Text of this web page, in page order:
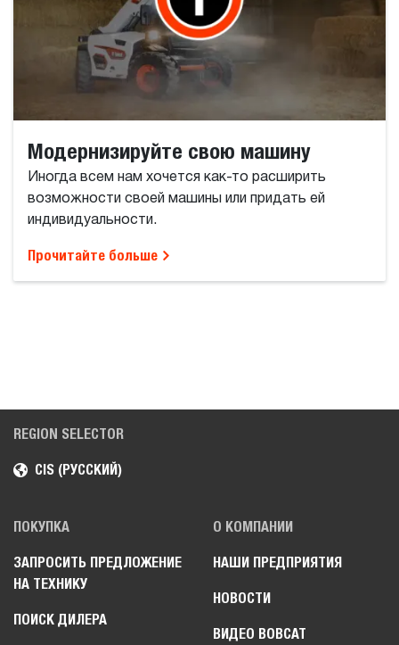
Модернизируйте свою машину
Иногда всем нам хочется как-то расширить
возможности своей машины или придать ей
индивидуальности.
Прочитайте больше
REGION SELECTOR
CIS (РУССКИЙ)
ПОКУПКА
ЗАПРОСИТЬ ПРЕДЛОЖЕНИЕ
НА ТЕХНИКУ
ПОИСК ДИЛЕРА
О КОМПАНИИ
НАШИ ПРЕДПРИЯТИЯ
НОВОСТИ
ВИДЕО BOBCAT